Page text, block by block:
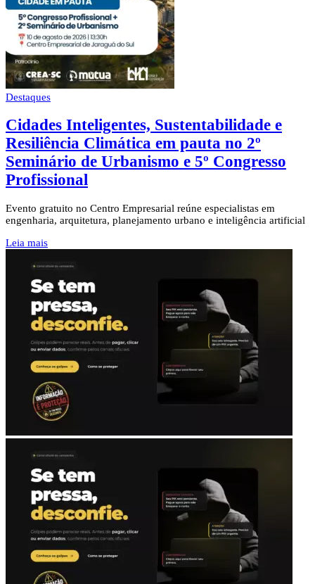
Destaques
Cidades Inteligentes, Sustentabilidade e
Resiliência Climática em pauta no 2º
Seminário de Urbanismo e 5º Congresso
Profissional
Evento gratuito no Centro Empresarial reúne especialistas em
engenharia, arquitetura, planejamento urbano e inteligência artificial
Leia mais